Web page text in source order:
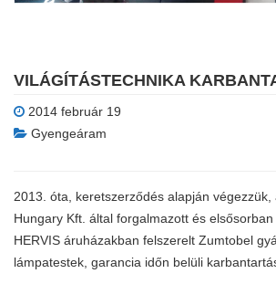
VILÁGÍTÁSTECHNIKA
2014 február 19
Gyengeáram
2013. óta, keretszerződés alapján végezzük,
Hungary Kft. által forgalmazott és elsősorban
HERVIS áruházakban felszerelt Zumtobel
lámpatestek, garancia időn belüli